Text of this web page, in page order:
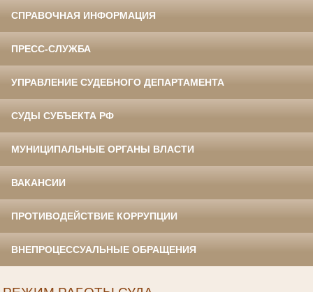
СПРАВОЧНАЯ ИНФОРМАЦИЯ
ПРЕСС-СЛУЖБА
УПРАВЛЕНИЕ СУДЕБНОГО ДЕПАРТАМЕНТА
СУДЫ СУБЪЕКТА РФ
МУНИЦИПАЛЬНЫЕ ОРГАНЫ ВЛАСТИ
ВАКАНСИИ
ПРОТИВОДЕЙСТВИЕ КОРРУПЦИИ
ВНЕПРОЦЕССУАЛЬНЫЕ ОБРАЩЕНИЯ